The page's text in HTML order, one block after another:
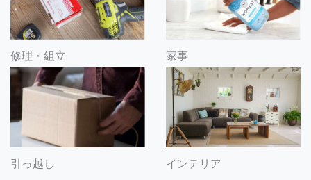
修理・組立 家事
引っ越し インテリア